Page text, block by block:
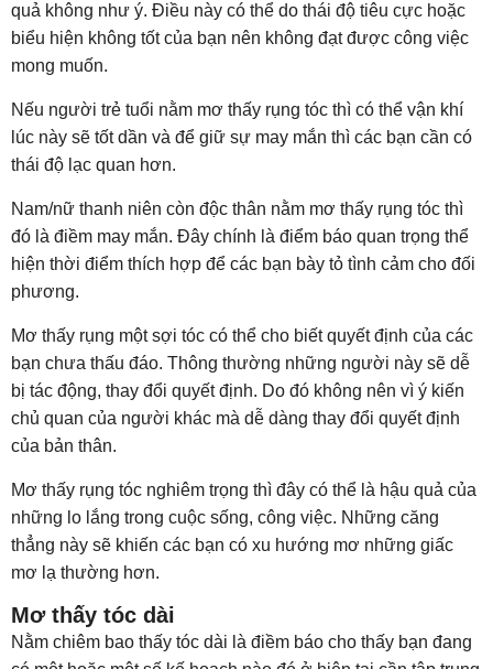
quả không như ý. Điều này có thể do thái độ tiêu cực hoặc
biểu hiện không tốt của bạn nên không đạt được công việc
mong muốn.
Nếu người trẻ tuổi nằm mơ thấy rụng tóc thì có thể vận khí
lúc này sẽ tốt dần và để giữ sự may mắn thì các bạn cần có
thái độ lạc quan hơn.
Nam/nữ thanh niên còn độc thân nằm mơ thấy rụng tóc thì
đó là điềm may mắn. Đây chính là điểm báo quan trọng thể
hiện thời điểm thích hợp để các bạn bày tỏ tình cảm cho đối
phương.
Mơ thấy rụng một sợi tóc có thể cho biết quyết định của các
bạn chưa thấu đáo. Thông thường những người này sẽ dễ
bị tác động, thay đổi quyết định. Do đó không nên vì ý kiến
chủ quan của người khác mà dễ dàng thay đổi quyết định
của bản thân.
Mơ thấy rụng tóc nghiêm trọng thì đây có thể là hậu quả của
những lo lắng trong cuộc sống, công việc. Những căng
thẳng này sẽ khiến các bạn có xu hướng mơ những giấc
mơ lạ thường hơn.
Mơ thấy tóc dài
Nằm chiêm bao thấy tóc dài là điềm báo cho thấy bạn đang